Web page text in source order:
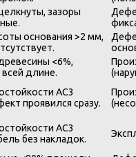
зазоры
основания >2 мм,
<6%,
длине.
AC3
проявился сразу.
AC3
без накладок.